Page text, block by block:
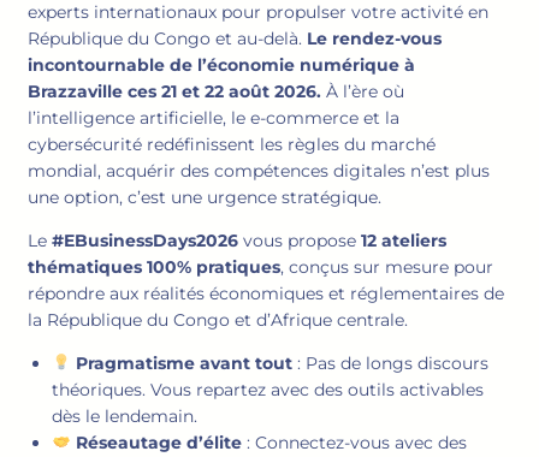
experts internationaux pour propulser votre activité en
République du Congo et au-delà. Le rendez-vous
incontournable de l’économie numérique à
Brazzaville ces 21 et 22 août 2026. À l’ère où
l’intelligence artificielle, le e-commerce et la
cybersécurité redéfinissent les règles du marché
mondial, acquérir des compétences digitales n’est plus
une option, c’est une urgence stratégique.
Le #EBusinessDays2026 vous propose 12 ateliers
thématiques 100% pratiques, conçus sur mesure pour
répondre aux réalités économiques et réglementaires de
la République du Congo et d’Afrique centrale.
Pragmatisme avant tout: Pas de longs discours
théoriques. Vous repartez avec des outils activables
dès le lendemain.
Réseautage d’élite: Connectez-vous avec des